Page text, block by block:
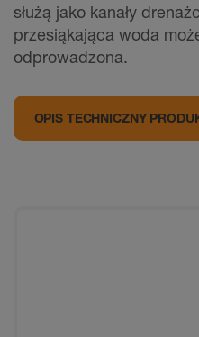
służą jako kanały
przesiąkająca woda
odprowadzona.
OPIS TECHNICZNY